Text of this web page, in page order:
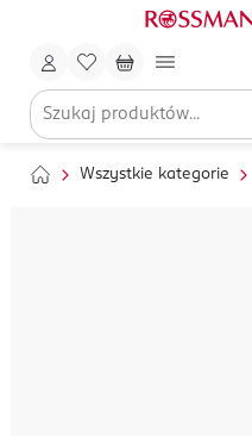
Wszystkie kategorie